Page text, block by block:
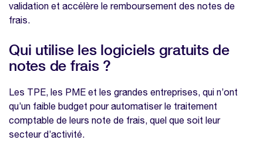
validation et accélère le remboursement des notes de
frais.
Qui utilise les logiciels gratuits de
notes de frais ?
Les TPE, les PME et les grandes entreprises, qui n’ont
qu’un faible budget pour automatiser le traitement
comptable de leurs note de frais, quel que soit leur
secteur d’activité.